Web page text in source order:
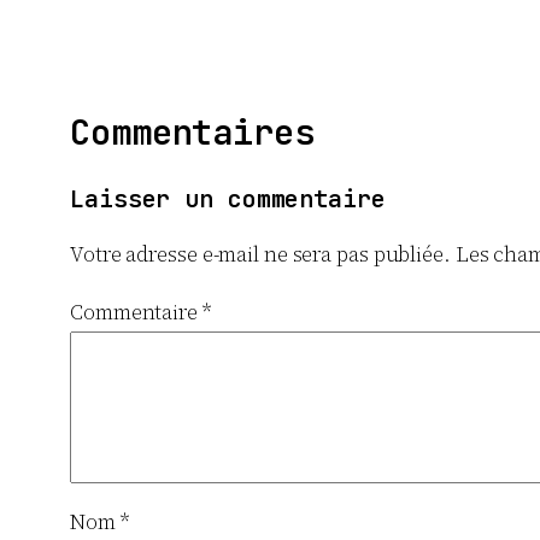
Commentaires
Laisser un commentaire
Votre adresse e-mail ne sera pas publiée. Les
Commentaire *
Nom*